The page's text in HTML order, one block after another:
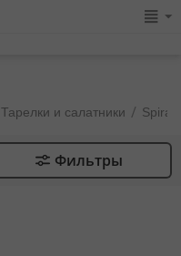
Тарелки и салатники / Spiral
Фильтры